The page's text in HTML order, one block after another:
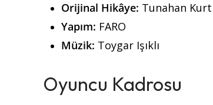
Orijinal Hikâye: Tunahan Kurt
Yapım: FARO
Müzik: Toygar Işıklı
Oyuncu Kadrosu